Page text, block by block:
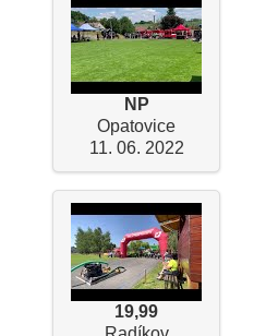
NP
Opatovice
11. 06. 2022
19,99